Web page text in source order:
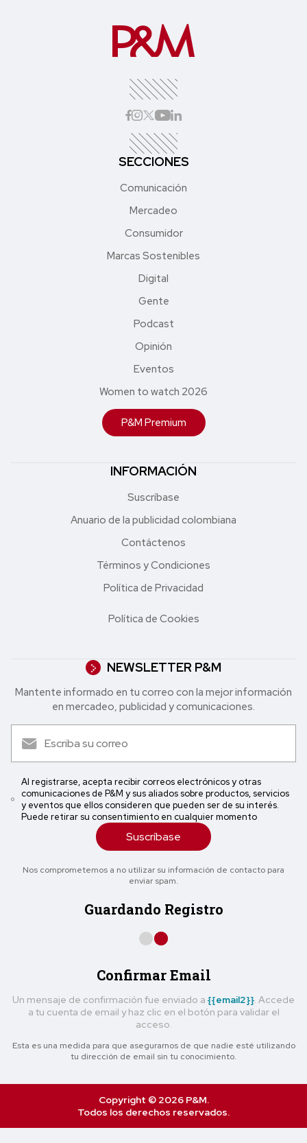
SECCIONES
Comunicación
Mercadeo
Consumidor
Marcas Sostenibles
Digital
Gente
Podcast
Opinión
Eventos
Women to watch 2026
P&M Premium
INFORMACIÓN
Suscríbase
Anuario de la publicidad colombiana
Contáctenos
Términos y Condiciones
Política de Privacidad
Política de Cookies
NEWSLETTER P&M
Mantente informado en tu correo con la mejor in formación
en mercadeo, publicidad y comunicaciones.
Al registrarse, acepta recibir correos electrónicos y otras
comunicaciones de P&M y sus aliados sobre productos, servicios
y eventos que ellos consideren que pueden ser de su interés.
Puede retirar su consentimiento en cualquier momento
Suscríbase
Nos comprometemos a no utilizar su información de contacto para
enviar spam.
Guardando Registro
Confirmar Email
Un mensaje de confirmación fue enviado a {{email2}} . Accede
a tu cuenta de email y haz clic en el botón para validar el
acceso.
Esta es una medida para que asegurarnos de que nadie esté utilizando
tu dirección de email sin tu conocimiento.
Copyright © 2026 P&M.
Todos los derechos reservados.